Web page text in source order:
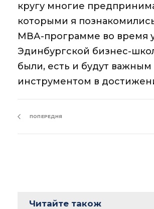
кругу многие
которыми я
МВА-программе во время
Эдинбургской бизнес-
были, есть и будут важным
инструментом в
ПОПЕРЕДНЯ
Читайте також